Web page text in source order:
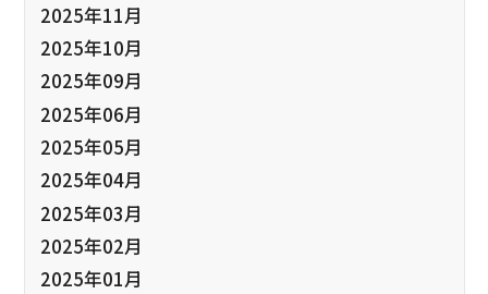
2025年11月
2025年10月
2025年09月
2025年06月
2025年05月
2025年04月
2025年03月
2025年02月
2025年01月